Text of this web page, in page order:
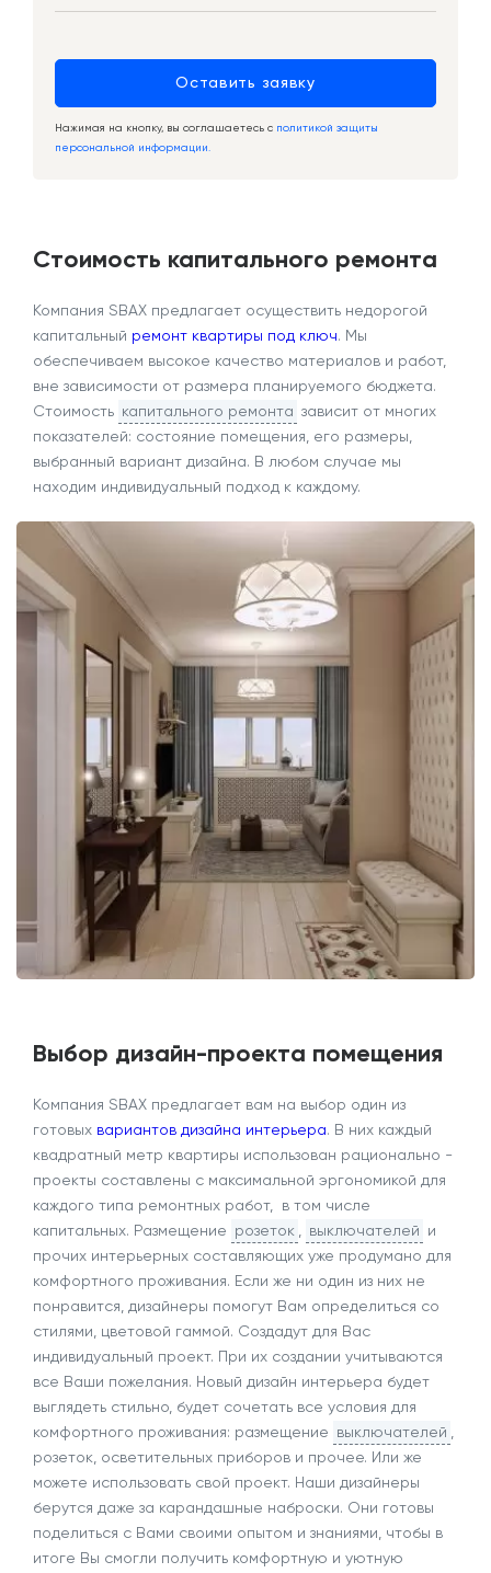
Оставить заявку
Нажимая на кнопку, вы соглашаетесь с политикой защиты
персональной информации.
Стоимость капитального ремонта
Компания SBAX предлагает осуществить недорогой
капитальный ремонт квартиры под ключ. Мы
обеспечиваем высокое качество материалов и работ,
вне зависимости от размера планируемого бюджета.
Стоимость капитального ремонта зависит от многих
показателей: состояние помещения, его размеры,
выбранный вариант дизайна. В любом случае мы
находим индивидуальный подход к каждому.
Выбор дизайн-проекта помещения
Компания SBAX предлагает вам на выбор один из
готовых вариантов дизайна интерьера. В них каждый
квадратный метр квартиры использован рационально -
проекты составлены с максимальной эргономикой для
каждого типа ремонтных работ, в том числе
капитальных. Размещение розеток выключателей и
прочих интерьерных составляющих уже продумано для
комфортного проживания. Если же ни один из них не
понравится, дизайнеры помогут Вам определиться со
стилями, цветовой гаммой. Создадут для Вас
индивидуальный проект. При их создании учитываются
все Ваши пожелания. Новый дизайн интерьера будет
выглядеть стильно, будет сочетать все условия для
комфортного проживания: размещение выключателей
розеток, осветительных приборов и прочее. Или же
можете использовать свой проект. Наши дизайнеры
берутся даже за карандашные наброски. Они готовы
поделиться с Вами своими опытом и знаниями, чтобы в
итоге Вы смогли получить комфортную и уютную